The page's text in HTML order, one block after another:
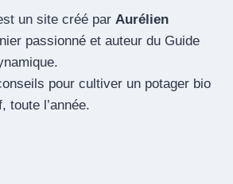
un site créé par Aurélien
passionné et auteur du Guide
pour cultiver un potager bio
toute l’année.